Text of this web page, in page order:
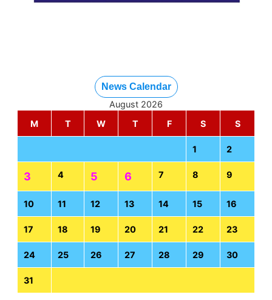
News Calendar
August 2026
M
T W T F S S
1 2
3 4 5 6 7 8 9
10 11 12 13 14 15 16
17 18 19 20 21 22 23
24 25 26 27 28 29 30
31